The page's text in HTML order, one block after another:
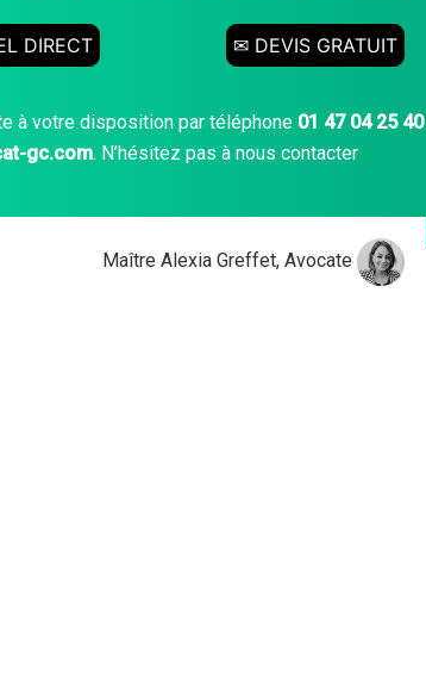
DIRECT ✉ DEVIS GRATUIT
à votre disposition par téléphone 01 47 04 25 40
gc.com. N’hésitez pas à nous contacter
Maître Alexia Greffet, Avocate